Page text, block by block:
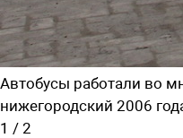
Автобусы работали во
нижегородский 2006
1 / 2